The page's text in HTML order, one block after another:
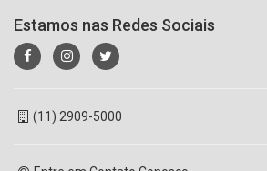
Estamos nas Redes Sociais
(11) 2909-5000